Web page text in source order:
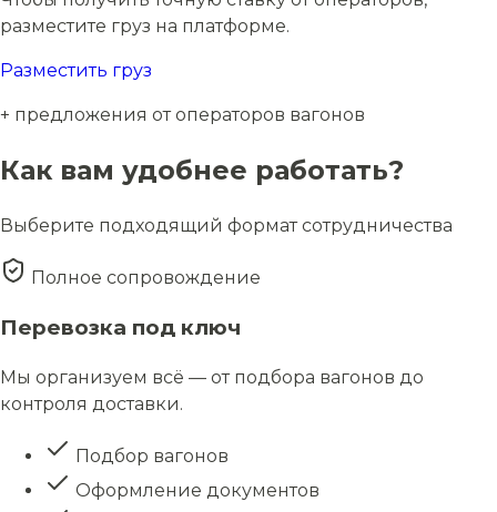
разместите груз на платформе.
Разместить груз
+ предложения от операторов вагонов
Как вам удобнее работать?
Выберите подходящий формат сотрудничества
Полное сопровождение
Перевозка под ключ
Мы организуем всё — от подбора вагонов до
контроля доставки.
Подбор вагонов
Оформление документов